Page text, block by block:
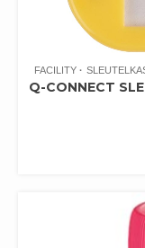
FACILITY
Q-CONNECT